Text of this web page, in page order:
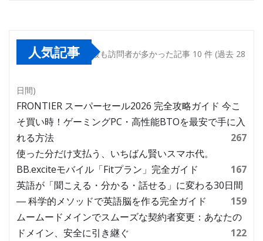
人気記事 最も訪問者が多かった記事 10 件 (過去 28
日間)
FRONTIER スーパーセール2026 完全攻略ガイド 今こ
そ買い時！ゲーミングPC・高性能BTOを最安で手に入
れる方法
267
使った分だけ支払う、いちばん賢いスマホ代。
BB.exciteモバイル「Fitプラン」完全ガイド
167
英語が「聞こえる・分かる・話せる」に変わる30日間
― 科学的メソッドで英語脳を作る完全ガイド
159
ムームードメインでスムーズな契約者変更：あなたの
ドメイン、安全に引き継ぐ
122